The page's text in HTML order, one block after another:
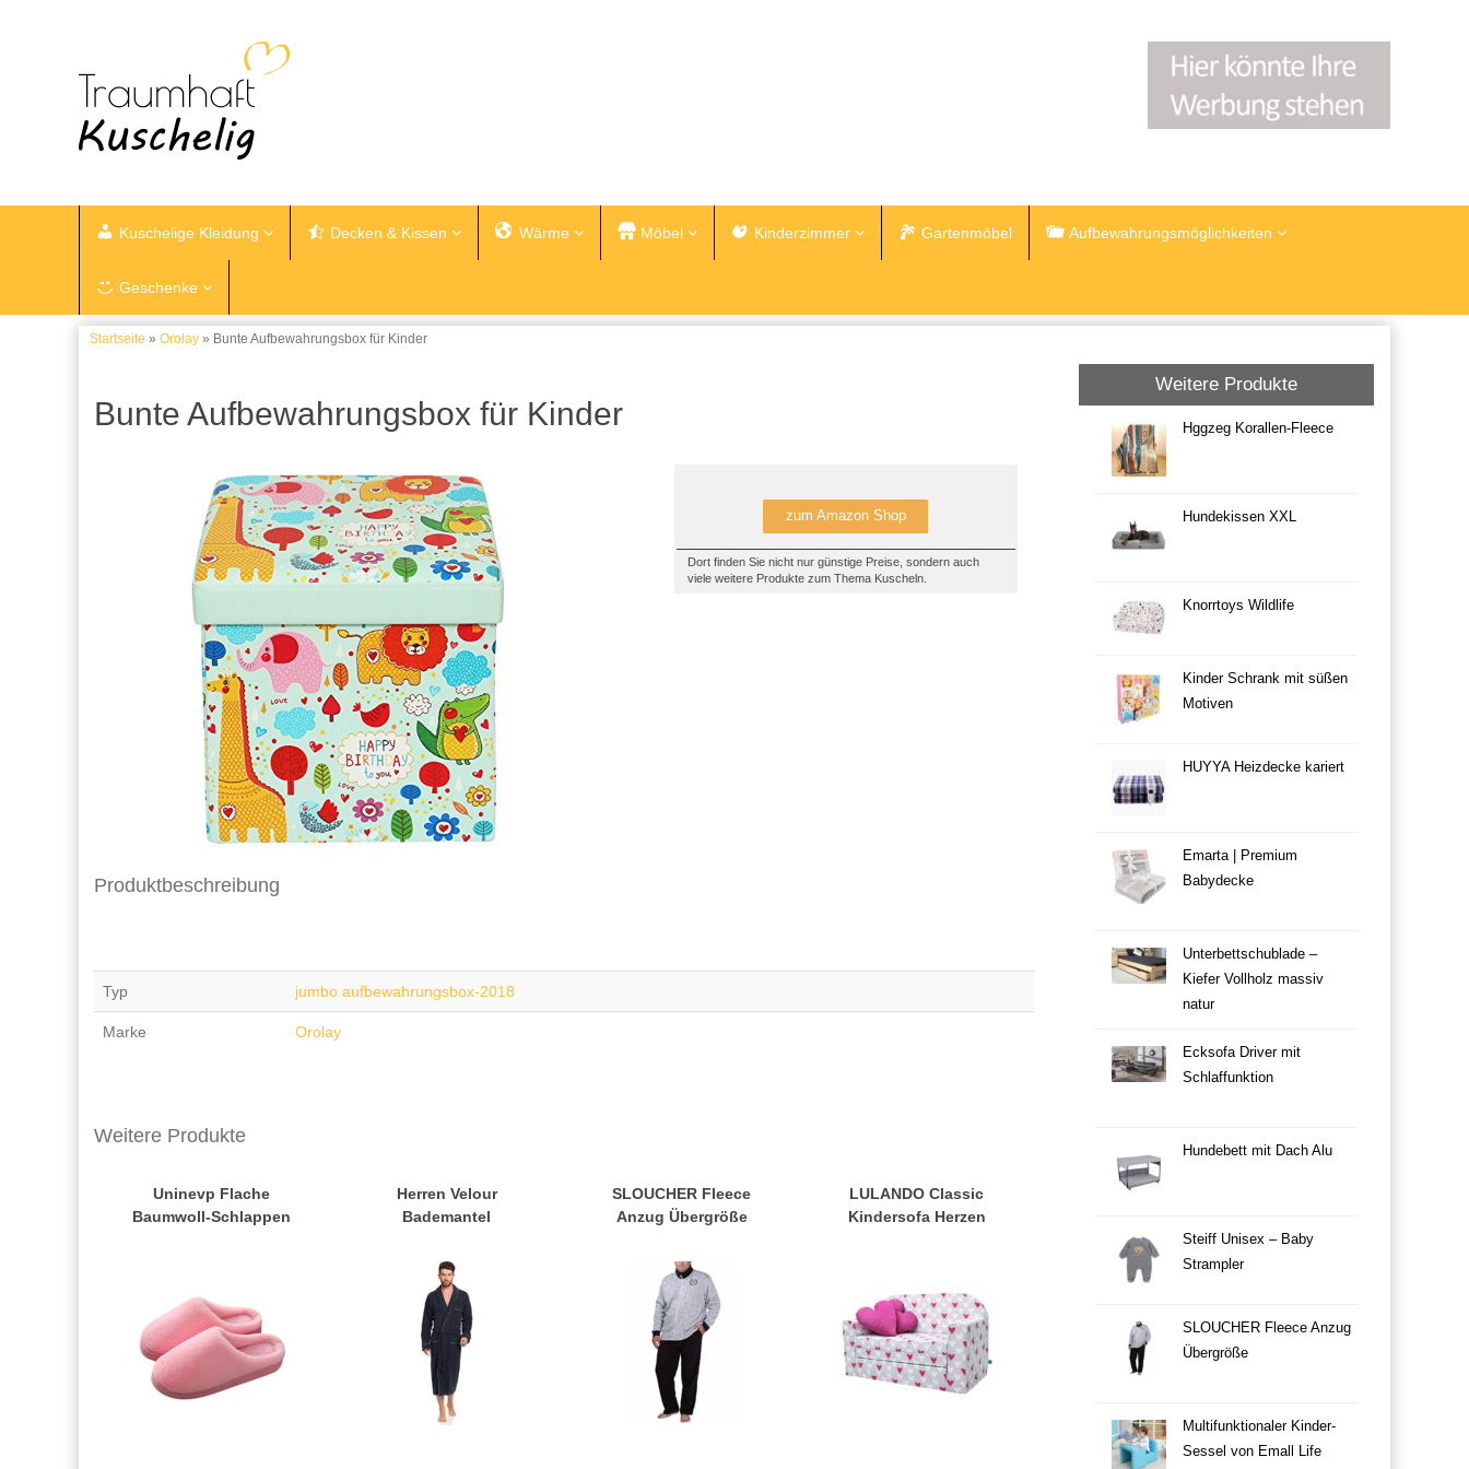
Kuschelige Kleidung Decken & Kissen Wärme Möbel Kinderzimmer Gartenmöbel Aufbewahrungsmöglichkeiten
Geschenke
Startseite » Orolay » Bunte Aufbewahrungsbox für Kinder
Bunte Aufbewahrungsbox für Kinder
zum Amazon Shop
Dort finden Sie nicht nur günstige Preise, sondern auch
viele weitere Produkte zum Thema Kuscheln.
Produktbeschreibung
Typ jumbo aufbewahrungsbox-2018
Marke Orolay
Weitere Produkte
Uninevp Flache
Baumwoll-Schlappen
Herren Velour
Bademantel
SLOUCHER Fleece
Anzug Übergröße
LULANDO Classic
Kindersofa Herzen
Weitere Produkte
Hggzeg Korallen-Fleece
Hundekissen XXL
Knorrtoys Wildlife
Kinder Schrank mit süßen
Motiven
HUYYA Heizdecke kariert
Emarta | Premium
Babydecke
Unterbettschublade –
Kiefer Vollholz massiv
natur
Ecksofa Driver mit
Schlaffunktion
Hundebett mit Dach Alu
Steiff Unisex – Baby
Strampler
SLOUCHER Fleece Anzug
Übergröße
Multifunktionaler Kinder-
Sessel von Emall Life